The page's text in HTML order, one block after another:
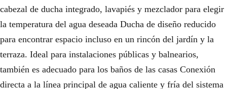
cabezal de ducha integrado, lavapiés y mezclador para elegir
la temperatura del agua deseada Ducha de diseño reducido
para encontrar espacio incluso en un rincón del jardín y la
terraza. Ideal para instalaciones públicas y balnearios,
también es adecuado para los baños de las casas Conexión
directa a la línea principal de agua caliente y fría del sistema